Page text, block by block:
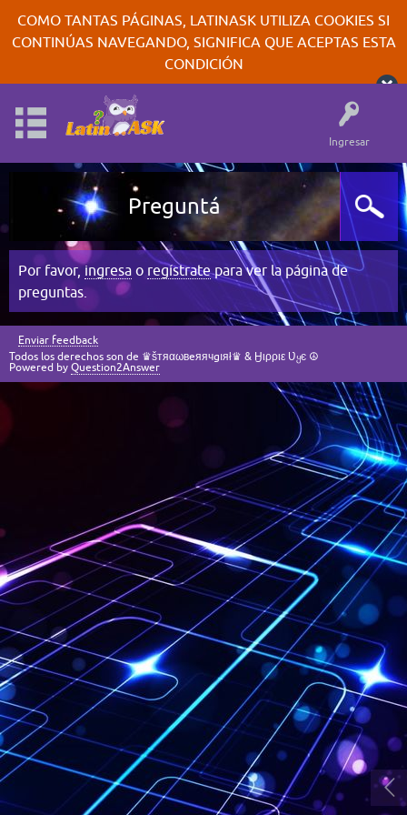
COMO TANTAS PÁGINAS, LATINASK UTILIZA COOKIES SI
CONTINÚAS NAVEGANDO, SIGNIFICA QUE ACEPTAS ESTA
CONDICIÓN
Ingresar
Preguntá
Por favor,ingresa o regístratepara ver la página de
preguntas.
Enviar feedback
Todos los derechos son de ♛šтяαωвeяячgıяł♛ & Ӈιρριε Ʋყє ☮
Powered by Question2Answer